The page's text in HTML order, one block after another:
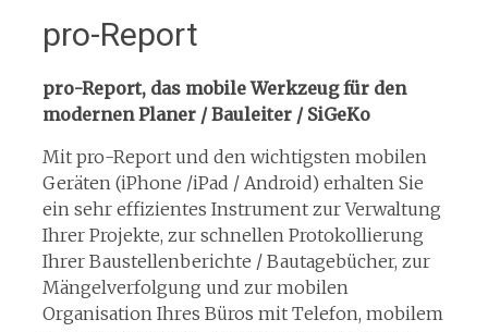
pro-Report
pro-Report, das mobile Werkzeug für den
modernen Planer / Bauleiter / SiGeKo
Mit pro-Report und den wichtigsten mobilen
Geräten (iPhone /iPad / Android) erhalten Sie
ein sehr effizientes Instrument zur Verwaltung
Ihrer Projekte, zur schnellen Protokollierung
Ihrer Baustellenberichte / Bautagebücher, zur
Mängelverfolgung und zur mobilen
Organisation Ihres Büros mit Telefon, mobilem